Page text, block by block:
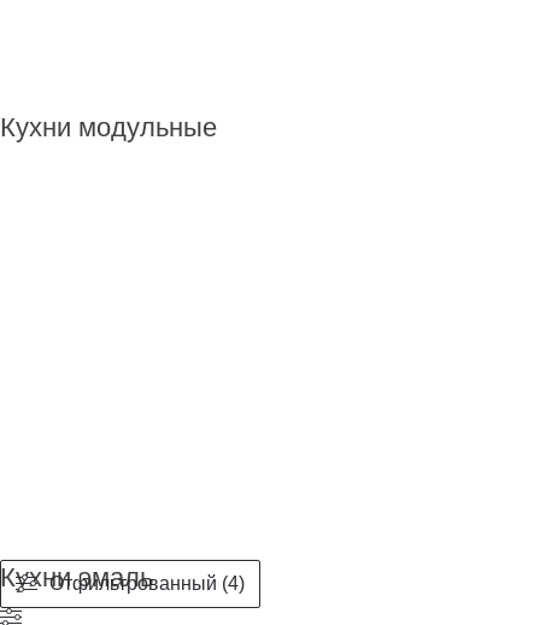
Кухни модульные
Кухни эмаль
Отфильтрованный (4)